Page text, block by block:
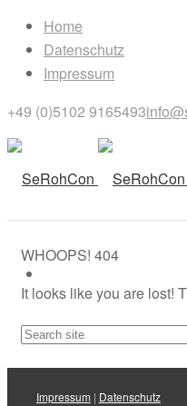
Home
Datenschutz
Impressum
+49 (0)5102 9165493
WHOOPS! 404
It looks like you are lost!
Impressum | Datenschutz